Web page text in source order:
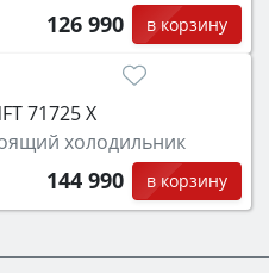
126 990 в корзину
71725 X
холодильник
144 990 в корзину